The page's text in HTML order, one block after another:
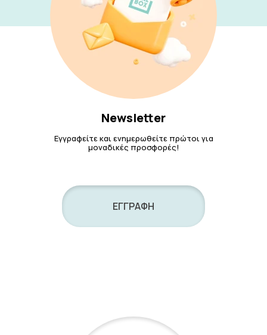
Newsletter
Εγγραφείτε και ενημερωθείτε πρώτοι για
μοναδικές προσφορές!
ΕΓΓΡΑΦΗ